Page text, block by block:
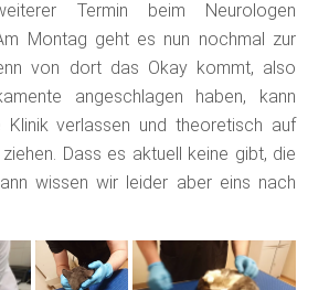
Termin beim Neurologen
Montag geht es nun nochmal zur
von dort das Okay kommt, also
angeschlagen haben, kann
Klinik verlassen und theoretisch auf
Dass es aktuell keine gibt, die
wissen wir leider aber eins nach